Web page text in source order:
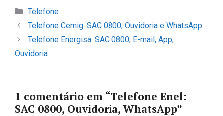
Categorias
Telefone
Telefone Cemig: SAC 0800, Ouvidoria e WhatsApp
Telefone Energisa: SAC 0800, E-mail, App,
Ouvidoria
1 comentário em “Telefone Enel:
SAC 0800, Ouvidoria, WhatsApp”